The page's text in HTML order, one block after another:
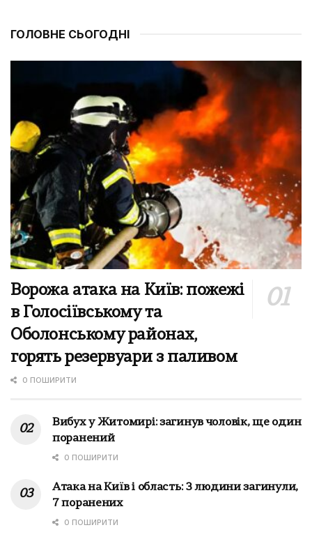
ГОЛОВНЕ СЬОГОДНІ
Ворожа атака на Київ: пожежі
в Голосіївському та
Оболонському районах,
горять резервуари з паливом
0 ПОШИРИТИ
Вибух у Житомирі: загинув чоловік, ще один
поранений
0 ПОШИРИТИ
Атака на Київ і область: 3 людини загинули,
7 поранених
0 ПОШИРИТИ